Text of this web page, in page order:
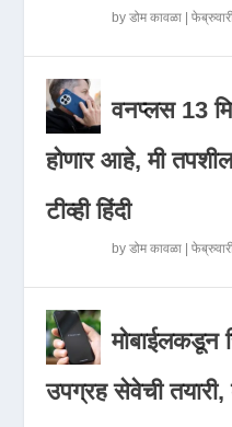
byडोम कावळा |
वनप्लस 13
होणार आहे, मी
टीव्ही हिंदी
byडोम कावळा |
मोबाईलकडून
उपग्रह सेवेची